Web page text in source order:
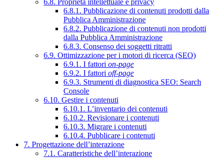
6.8. Proprietà intellettuale e privacy
6.8.1. Pubblicazione di contenuti prodotti dalla
Pubblica Amministrazione
6.8.2. Pubblicazione di contenuti non prodotti
dalla Pubblica Amministrazione
6.8.3. Consenso dei soggetti ritratti
6.9. Ottimizzazione per i motori di ricerca (SEO)
6.9.1. I fattori on-page
6.9.2. I fattori off-page
6.9.3. Strumenti di diagnostica SEO: Search
Console
6.10. Gestire i contenuti
6.10.1. L’inventario dei contenuti
6.10.2. Revisionare i contenuti
6.10.3. Migrare i contenuti
6.10.4. Pubblicare i contenuti
7. Progettazione dell’interazione
7.1. Caratteristiche dell’interazione